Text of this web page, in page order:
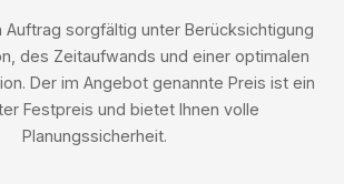
Auftrag sorgfältig unter Berücksichtigung
des Zeitaufwands und einer optimalen
Der im Angebot genannte Preis ist ein
Festpreis und bietet Ihnen volle
Planungssicherheit.